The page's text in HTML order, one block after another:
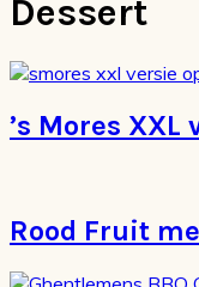
Dessert
’s Mores
Rood Fruit